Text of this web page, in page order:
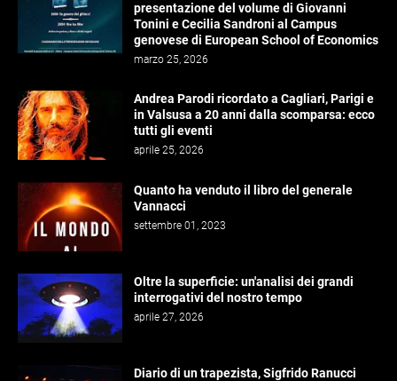
presentazione del volume di Giovanni
Tonini e Cecilia Sandroni al Campus
genovese di European School of Economics
marzo 25, 2026
Andrea Parodi ricordato a Cagliari, Parigi e
in Valsusa a 20 anni dalla scomparsa: ecco
tutti gli eventi
aprile 25, 2026
Quanto ha venduto il libro del generale
Vannacci
settembre 01, 2023
Oltre la superficie: un'analisi dei grandi
interrogativi del nostro tempo
aprile 27, 2026
Diario di un trapezista, Sigfrido Ranucci